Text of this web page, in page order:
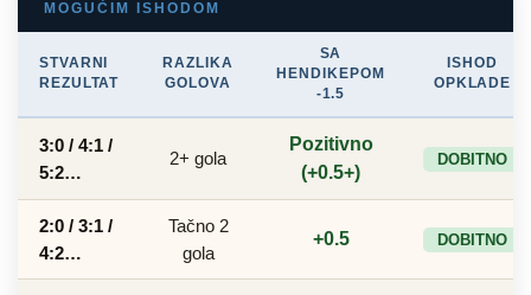
MOGUĆIM ISHODOM
STVARNI
REZULTAT
RAZLIKA
GOLOVA
SA
HENDIKEPOM
-1.5
ISHOD
OPKLADE
3:0 / 4:1 /
5:2…
2+ gola
Pozitivno
(+0.5+)
DOBITNO
2:0 / 3:1 /
4:2…
Tačno 2
gola
+0.5 DOBITNO